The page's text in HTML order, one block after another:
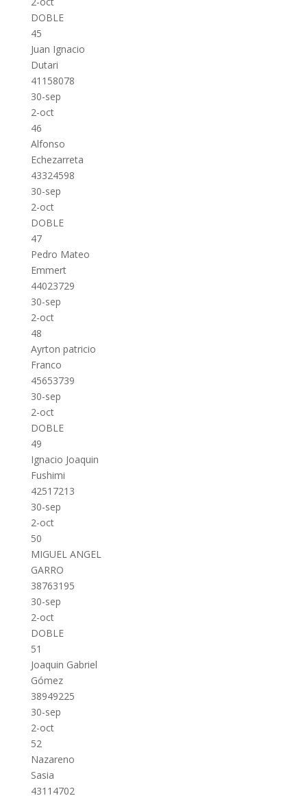
DOBLE
45
Juan Ignacio
Dutari
41158078
30-sep
2-oct
46
Alfonso
Echezarreta
43324598
30-sep
2-oct
DOBLE
47
Pedro Mateo
Emmert
44023729
30-sep
2-oct
48
Ayrton patricio
Franco
45653739
30-sep
2-oct
DOBLE
49
Ignacio Joaquin
Fushimi
42517213
30-sep
2-oct
50
MIGUEL ANGEL
GARRO
38763195
30-sep
2-oct
DOBLE
51
Joaquin Gabriel
Gómez
38949225
30-sep
2-oct
52
Nazareno
Sasia
43114702